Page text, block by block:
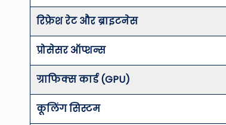
रिफ्रेश रेट और ब्राइटनेस
प्रोसेसर ऑप्शन्स
ग्राफिक्स कार्ड (GPU)
कूलिंग सिस्टम